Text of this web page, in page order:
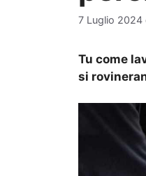
7 Luglio 2024
Tu come
si